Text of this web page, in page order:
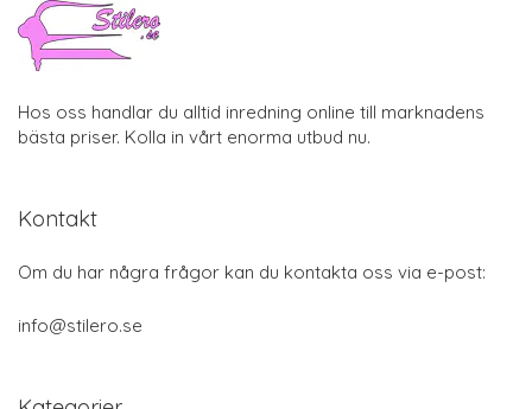
Hos oss handlar du alltid inredning online till marknadens
bästa priser. Kolla in vårt enorma utbud nu.
Kontakt
Om du har några frågor kan du kontakta oss via e-post:
info@stilero.se